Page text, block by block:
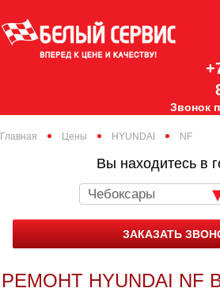
Звонок
Главная Цены HYUNDAI NF
Вы находитесь в
Чебоксары
ЗАКАЗАТЬ
РЕМОНТ HYUNDAI NF